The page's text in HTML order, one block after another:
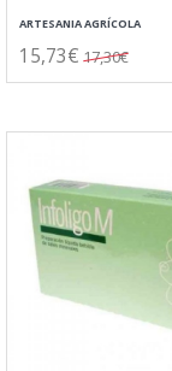
ARTESANIA AGRÍCOLA
15,73€ 17,30€